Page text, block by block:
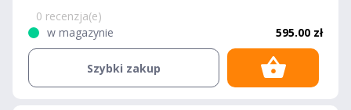
0 recenzja(e)
w magazynie
595.00 zł
Szybki zakup